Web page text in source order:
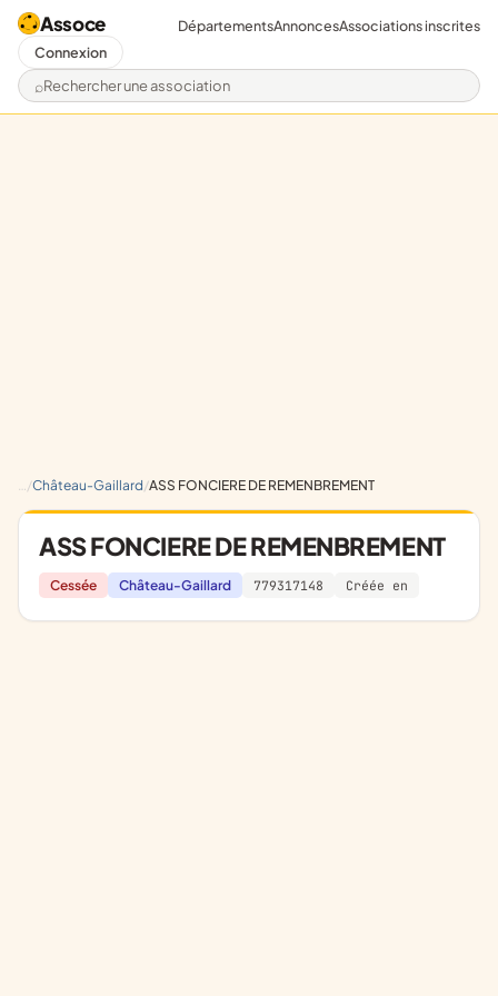
Assoce
Rechercher une association
DépartementsAnnoncesAssociations inscrites
Connexion
Château-Gaillard ASS FONCIERE DE REMENBREMENT
ASS FONCIERE DE REMENBREMENT
Cessée Château-Gaillard 779317148 Créée en